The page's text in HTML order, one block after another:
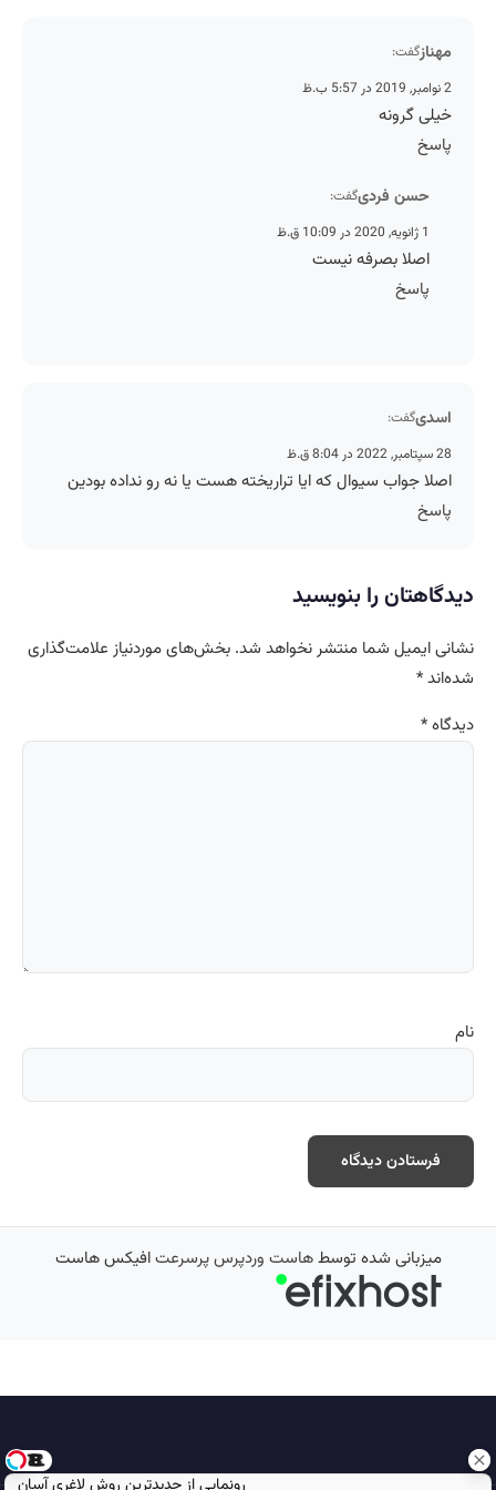
مهنازگفت:
2 نوامبر, 2019 در 5:57 ب.ظ
خیلی گرونه
پاسخ
حسن فردیگفت:
1 ژانویه, 2020 در 10:09 ق.ظ
اصلا بصرفه نیست
پاسخ
اسدیگفت:
28 سپتامبر, 2022 در 8:04 ق.ظ
اصلا جواب سیوال که ایا تراریخته هست یا نه رو نداده بودین
پاسخ
دیدگاهتان را بنویسید
نشانی ایمیل شما منتشر نخواهد شد. بخش‌های موردنیاز علامت‌گذاری
شده‌اند*
دیدگاه*
نام
میزبانی شده توسطهاست وردپرس پرسرعتافیکس هاست